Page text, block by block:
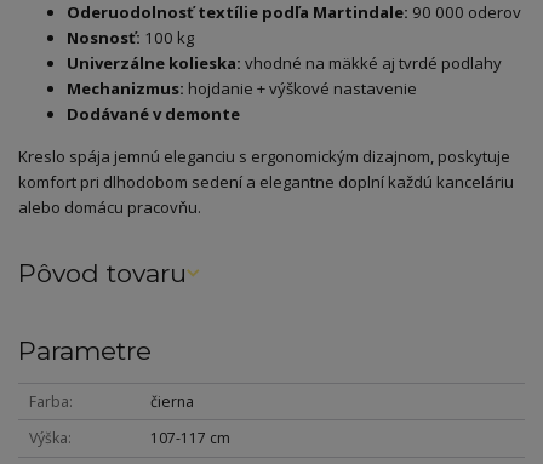
Oderuodolnosť textílie podľa Martindale: 90 000 oderov
Nosnosť: 100 kg
Univerzálne kolieska: vhodné na mäkké aj tvrdé podlahy
Mechanizmus: hojdanie + výškové nastavenie
Dodávané v demonte
Kreslo spája jemnú eleganciu s ergonomickým dizajnom, poskytuje
komfort pri dlhodobom sedení a elegantne doplní každú kanceláriu
alebo domácu pracovňu.
Pôvod tovaru
Parametre
Farba
čierna
Výška
107-117 cm